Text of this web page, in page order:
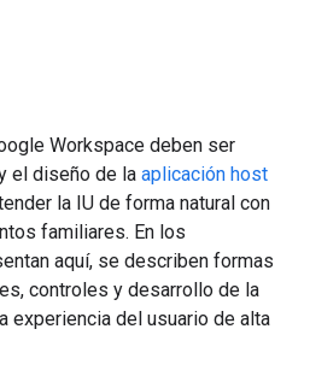
Workspace deben ser
el diseño de la aplicación host
la IU de forma natural con
familiares. En los
aquí, se describen formas
controles y desarrollo de la
experiencia del usuario de alta